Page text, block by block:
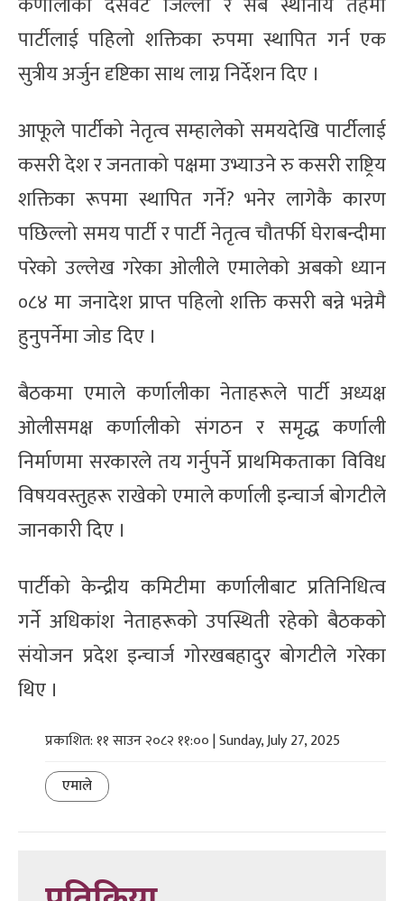
पार्टीलाई पहिलो शक्तिका रुपमा स्थापित गर्न एक
सुत्रीय अर्जुन दृष्टिका साथ लाग्न निर्देशन दिए ।
आफूले पार्टीको नेतृत्व सम्हालेको समयदेखि पार्टीलाई
कसरी देश र जनताको पक्षमा उभ्याउने रु कसरी राष्ट्रिय
शक्तिका रूपमा स्थापित गर्ने? भनेर लागेकै कारण
पछिल्लो समय पार्टी र पार्टी नेतृत्व चौतर्फी घेराबन्दीमा
परेको उल्लेख गरेका ओलीले एमालेको अबको ध्यान
०८४ मा जनादेश प्राप्त पहिलो शक्ति कसरी बन्ने भन्नेमै
हुनुपर्नेमा जोड दिए ।
बैठकमा एमाले कर्णालीका नेताहरूले पार्टी अध्यक्ष
ओलीसमक्ष कर्णालीको संगठन र समृद्ध कर्णाली
निर्माणमा सरकारले तय गर्नुपर्ने प्राथमिकताका विविध
विषयवस्तुहरू राखेको एमाले कर्णाली इन्चार्ज बोगटीले
जानकारी दिए ।
पार्टीको केन्द्रीय कमिटीमा कर्णालीबाट प्रतिनिधित्व
गर्ने अधिकांश नेताहरूको उपस्थिती रहेको बैठकको
संयोजन प्रदेश इन्चार्ज गोरखबहादुर बोगटीले गरेका
थिए ।
प्रकाशित: ११ साउन २०८२ ११:०० | Sunday, July 27, 2025
एमाले